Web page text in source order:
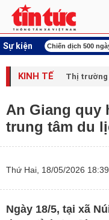
Sự kiện
mạng Chiến dịch 500
KINH TẾ Thị
An Giang quy
trung tâm du
Thứ Hai, 18/05/2026 18:39
Ngày 18/5, tại xã